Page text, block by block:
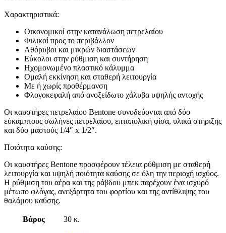
Χαρακτηριστικά:
Οικονομικοί στην κατανάλωση πετρελαίου
Φιλικοί προς το περιβάλλον
Αθόρυβοι και μικρών διαστάσεων
Εύκολοι στην ρύθμιση και συντήρηση
Ηχομονωμένο πλαστικό κάλυμμα
Ομαλή εκκίνηση και σταθερή λειτουργία
Με ή χωρίς προθέρμανση
Φλογοκεφαλή από ανοξείδωτο χάλυβα υψηλής αντοχής
Οι καυστήρες πετρελαίου Bentone συνοδεύονται από δύο
εύκαμπτους σωλήνες πετρελαίου, επταπολική φίσα, υλικά στήριξης
και δύο μαστούς 1/4″ x 1/2″.
Ποιότητα καύσης:
Οι καυστήρες Bentone προσφέρουν τέλεια ρύθμιση με σταθερή
λειτουργία και υψηλή ποιότητα καύσης σε όλη την περιοχή ισχύος.
H ρύθμιση του αέρα και της ράβδου μπεκ παρέχουν ένα ισχυρό
μέτωπο φλόγας, ανεξάρτητα του φορτίου και της αντίθλιψης του
θαλάμου καύσης.
Βάρος 30 κ.